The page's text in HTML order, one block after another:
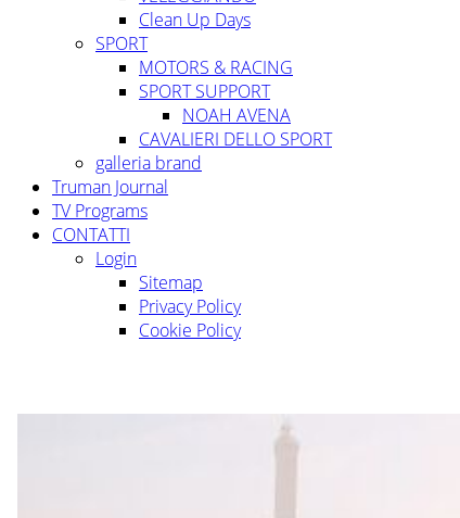
Clean Up Days
SPORT
MOTORS & RACING
SPORT SUPPORT
NOAH AVENA
CAVALIERI DELLO SPORT
galleria brand
Truman Journal
TV Programs
CONTATTI
Login
Sitemap
Privacy Policy
Cookie Policy